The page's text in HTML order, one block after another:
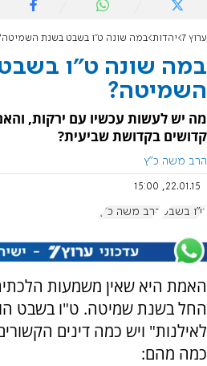
ערוץ 7 יהדות במה שונה ט"ו בשבט בשנת
במה שונה ט"ו
השמיטה?
מה יש לעשות עכשיו עם ירקות,
קדושים בקדושת שביעית?
הרב משה כ"ץ
22.01.15, 15:00
ט"ו בשבט הרב משה כ"ץ
האמת היא שאין משמעות
החל בשנת שמיטה. ט"ו בשבט
לאילנות" ויש כמה דינים
כמה מהם: